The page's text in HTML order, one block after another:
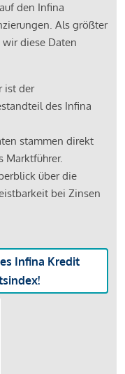
den Infina
Als größter
diese Daten
ist der
des Infina
stammen direkt
Marktführer.
über die
bei Zinsen
Infina Kredit